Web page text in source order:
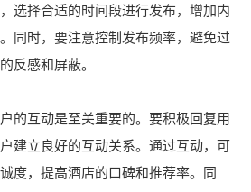
选择合适的时间段进行发布，增加内
同时，要注意控制发布频率，避免过
反感和屏蔽。
的互动是至关重要的。要积极回复用
建立良好的互动关系。通过互动，可
度，提高酒店的口碑和推荐率。同